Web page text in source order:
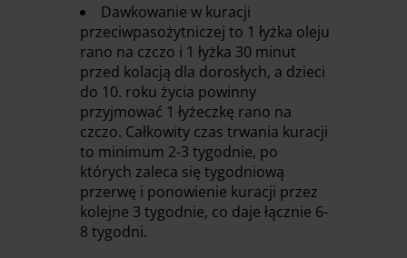
Dawkowanie w kuracji
przeciwpasożytniczej to 1 łyżka oleju
rano na czczo i 1 łyżka 30 minut
przed kolacją dla dorosłych, a dzieci
do 10. roku życia powinny
przyjmować 1 łyżeczkę rano na
czczo. Całkowity czas trwania kuracji
to minimum 2-3 tygodnie, po
których zaleca się tygodniową
przerwę i ponowienie kuracji przez
kolejne 3 tygodnie, co daje łącznie 6-
8 tygodni.